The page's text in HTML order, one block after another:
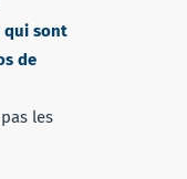
qui sont
de
les